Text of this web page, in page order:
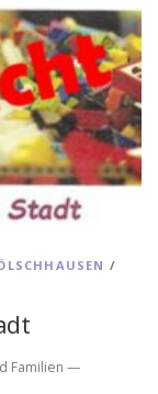
/
Familien —